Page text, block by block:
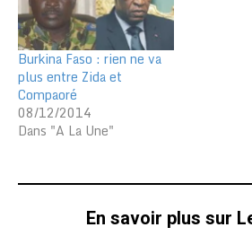
Burkina Faso : rien ne va
plus entre Zida et
Compaoré
08/12/2014
Dans "A La Une"
En savoir plus sur